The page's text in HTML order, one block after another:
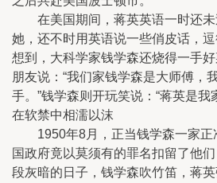
在美国期间，蒋英英语一时还未
她，还不时用英语说一些俏皮话，
想到，大科学家钱学森还烧得一手
朋友说：“我们家钱学森是大师傅，
手。”钱学森则开玩笑说：“蒋英是我
在软禁中相濡以沫
1950年8月，正当钱学森一家正
国政府竟以莫须有的罪名扣留了他
段灰暗的日子，钱学森吹竹笛，蒋